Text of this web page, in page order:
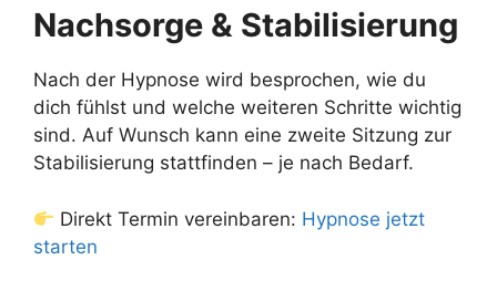
Nachsorge & Stabilisierung
Nach der Hypnose wird besprochen, wie du
dich fühlst und welche weiteren Schritte wichtig
sind. Auf Wunsch kann eine zweite Sitzung zur
Stabilisierung stattfinden – je nach Bedarf.
Direkt Termin vereinbaren: Hypnose jetzt
starten